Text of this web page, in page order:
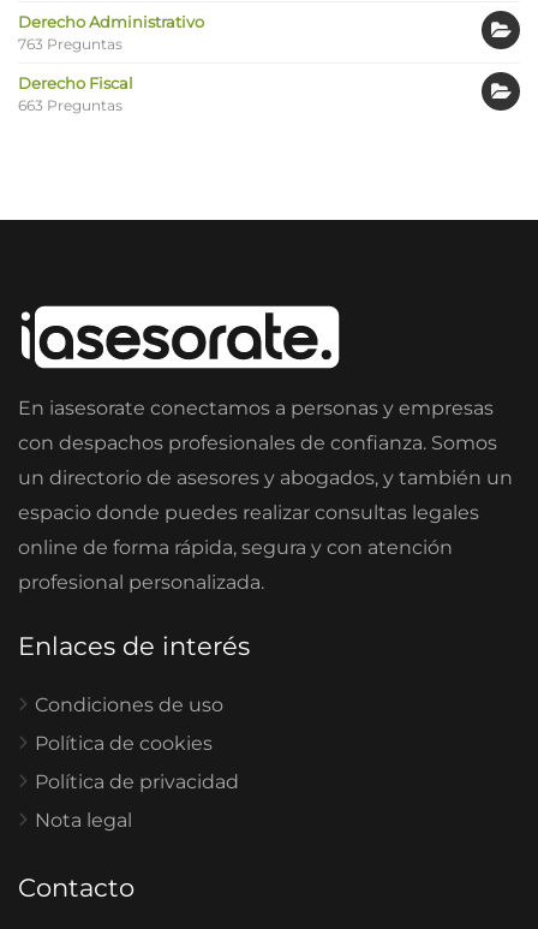
Derecho Administrativo
763 Preguntas
Derecho Fiscal
663 Preguntas
En iasesorate conectamos a personas y empresas
con despachos profesionales de confianza. Somos
un directorio de asesores y abogados, y también un
espacio donde puedes realizar consultas legales
online de forma rápida, segura y con atención
profesional personalizada.
Enlaces de interés
Condiciones de uso
Política de cookies
Política de privacidad
Nota legal
Contacto